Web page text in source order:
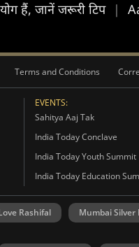
हैं, जानें जरूरी टिप |
Terms and Conditions
EVENTS:
Sahitya Aaj Tak
India Today Conclave
India Today Youth Summit
India Today Education
Rashifal Mumbai Silver